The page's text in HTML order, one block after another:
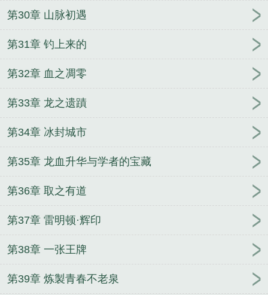
第30章 山脉初遇
第31章 钓上来的
第32章 血之凋零
第33章 龙之遗蹟
第34章 冰封城市
第35章 龙血升华与学者的宝藏
第36章 取之有道
第37章 雷明顿·辉印
第38章 一张王牌
第39章 炼製青春不老泉